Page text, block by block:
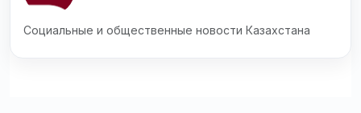
Социальные и общественные новости Казахстана